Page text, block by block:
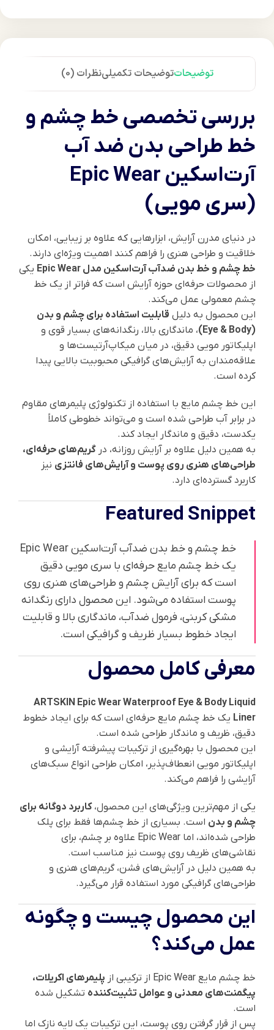
توضیحاتتوضیحات تکمیلینظرات (0)
بررسی تخصصی خط چشم و
خط طراحی بدن ضد آب
آرت‌اسکین Epic Wear
(سری مویی)
در دنیای مدرن آرایش، ابزارهایی که علاوه بر زیبایی، امکان
خلاقیت و طراحی هنری را فراهم کنند اهمیت ویژه‌ای دارند.
خط چشم و خط بدن ضدآب آرت‌اسکین مدل Epic Wear
یکی
از محصولات حرفه‌ای حوزه آرایش است که فراتر از یک خط
چشم معمولی عمل می‌کند.
این محصول به دلیل قابلیت استفاده برای چشم و بدن
(Eye & Body)
، ماندگاری بالا، رنگدانه‌های بسیار قوی و
اپلیکاتور مویی دقیق، در میان میکاپ‌آرتیست‌ها و
علاقه‌مندان به آرایش‌های گرافیکی محبوبیت بالایی پیدا
کرده است.
این خط چشم مایع با استفاده از تکنولوژی پلیمرهای مقاوم
در برابر آب طراحی شده است و می‌تواند خطوطی کاملاً
یکدست، دقیق و ماندگار ایجاد کند.
به همین دلیل علاوه بر آرایش روزانه، در گریم‌های حرفه‌ای،
طراحی‌های هنری روی پوست و آرایش‌های فانتزی نیز
کاربرد گسترده‌ای دارد.
Featured Snippet
خط چشم و خط بدن ضدآب آرت‌اسکین Epic Wear
یک خط چشم مایع حرفه‌ای با سری مویی دقیق
است که برای آرایش چشم و طراحی‌های هنری روی
پوست استفاده می‌شود. این محصول دارای رنگدانه
مشکی کربنی، فرمول ضدآب، ماندگاری بالا و قابلیت
ایجاد خطوط بسیار ظریف و گرافیکی است.
معرفی کامل محصول
ARTSKIN Epic Wear Waterproof Eye & Body Liquid
Liner یک خط چشم مایع حرفه‌ای است که برای ایجاد خطوط
دقیق، ظریف و ماندگار طراحی شده است.
این محصول با بهره‌گیری از ترکیبات پیشرفته آرایشی و
اپلیکاتور مویی انعطاف‌پذیر، امکان طراحی انواع سبک‌های
آرایشی را فراهم می‌کند.
یکی از مهم‌ترین ویژگی‌های این محصول،کاربرد دوگانه برای
چشم و بدن است. بسیاری از خط چشم‌ها فقط برای پلک
طراحی شده‌اند، اما Epic Wear علاوه بر چشم، برای
نقاشی‌های ظریف روی پوست نیز مناسب است.
به همین دلیل در آرایش‌های فشن، گریم‌های هنری و
طراحی‌های گرافیکی مورد استفاده قرار می‌گیرد.
این محصول چیست و چگونه
عمل می‌کند؟
خط چشم مایع Epic Wear از ترکیبی از
پلیمرهای اکریلات،
پیگمنت‌های معدنی و عوامل تثبیت‌کننده تشکیل شده
است.
پس از قرار گرفتن روی پوست، این ترکیبات یک لایه نازک اما